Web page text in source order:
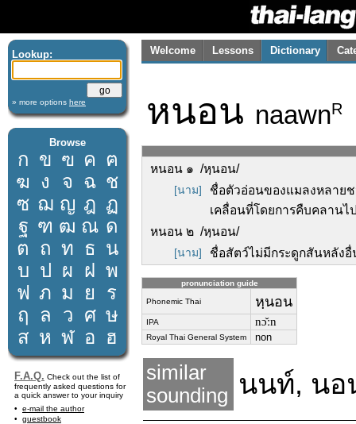
Lookup:
» more options here
Browse
ก ข ฃ ค ฅ
ฆ ง จ ฉ ช
ซ ฌ ญ ฎ ฏ
ฐ ฑ ฒ ณ ด
ต ถ ท ธ น
บ ป ผ ฝ พ
ฟ ภ ม ย
ร
ฤ
ล ว ศ ษ
ส ห ฬ อ ฮ
F.A.Q. Check out the list of
frequently asked questions for
a quick answer to your inquiry
e-mail the author
guestbook
Welcome Lessons Dictionary
หนอน naawnR
หนอน ๑ /หฺนอน/
[นาม]
ชื่อตัวอ่อนของแมลงหลายช
เคลื่อนที่โดยการคืบคลานไ
หนอน ๒ /หฺนอน/
[นาม] ชื่อสัตว์ไม่มีกระดูกสันหลัง
pronunciation guide
Phonemic Thai หฺนอน
IPA nɔ̌ːn
Royal Thai General System non
similar
sounding นนท์, นอ